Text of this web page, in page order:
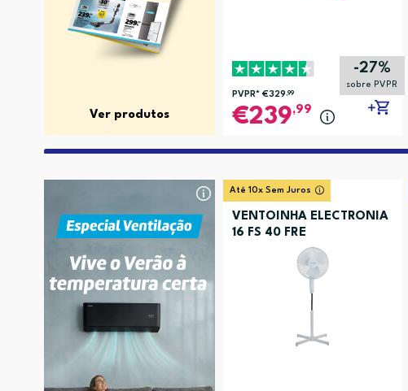
Ver produtos
-27%
sobre PVPR
PVPR* €329,99
239,99
Até 10x Sem Juros
VENTOINHA ELECTRONIA
16 FS 40 FRE